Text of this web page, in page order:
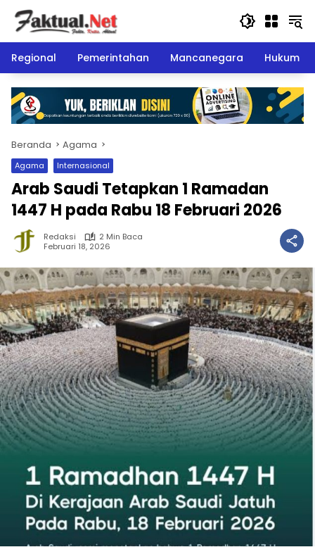
Langsung
konten
Regional
Pemerintahan Mancanegara Hukum
Beranda Agama
Agama Internasional
Arab Saudi Tetapkan 1 Ramadan
1447 H pada Rabu 18 Februari 2026
Redaksi
2 Min Baca
Februari 18, 2026